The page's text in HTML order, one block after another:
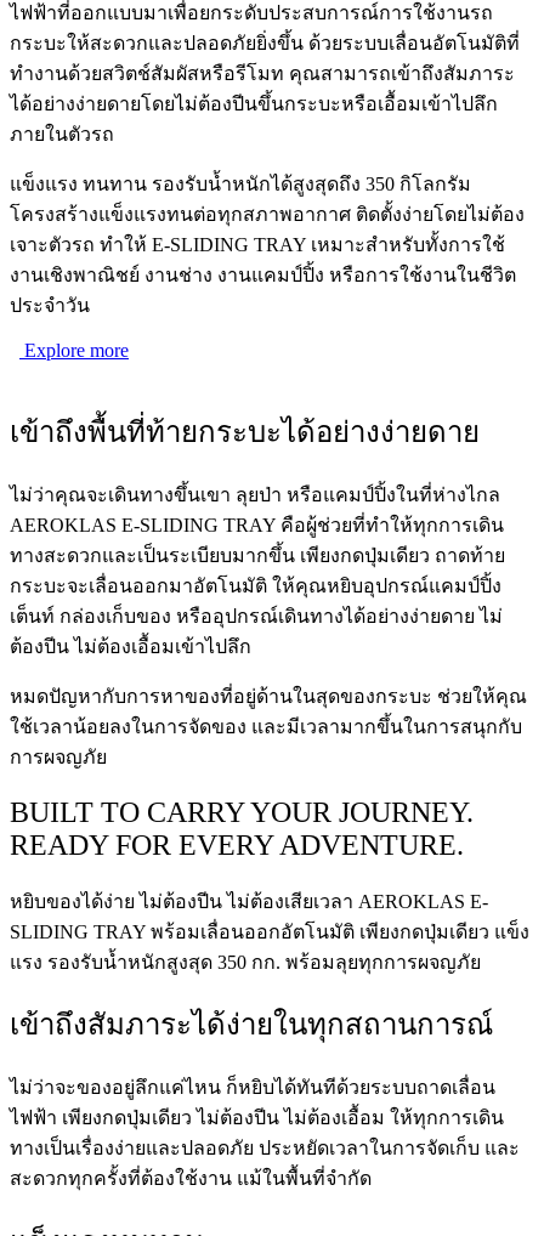
ไฟฟ้าที่ออกแบบมาเพื่อยกระดับประสบการณ์การใช้งานรถ
กระบะให้สะดวกและปลอดภัยยิ่งขึ้น ด้วยระบบเลื่อนอัตโนมัติที่
ทำงานด้วยสวิตช์สัมผัสหรือรีโมท คุณสามารถเข้าถึงสัมภาระ
ได้อย่างง่ายดายโดยไม่ต้องปีนขึ้นกระบะหรือเอื้อมเข้าไปลึก
ภายในตัวรถ
แข็งแรง ทนทาน รองรับน้ำหนักได้สูงสุดถึง 350 กิโลกรัม
โครงสร้างแข็งแรงทนต่อทุกสภาพอากาศ ติดตั้งง่ายโดยไม่ต้อง
เจาะตัวรถ ทำให้ E-SLIDING TRAY เหมาะสำหรับทั้งการใช้
งานเชิงพาณิชย์ งานช่าง งานแคมป์ปิ้ง หรือการใช้งานในชีวิต
ประจำวัน
Explore more
เข้าถึงพื้นที่ท้ายกระบะได้อย่างง่ายดาย
ไม่ว่าคุณจะเดินทางขึ้นเขา ลุยป่า หรือแคมป์ปิ้งในที่ห่างไกล
AEROKLAS E-SLIDING TRAY คือผู้ช่วยที่ทำให้ทุกการเดิน
ทางสะดวกและเป็นระเบียบมากขึ้น เพียงกดปุ่มเดียว ถาดท้าย
กระบะจะเลื่อนออกมาอัตโนมัติ ให้คุณหยิบอุปกรณ์แคมป์ปิ้ง
เต็นท์ กล่องเก็บของ หรืออุปกรณ์เดินทางได้อย่างง่ายดาย ไม่
ต้องปีน ไม่ต้องเอื้อมเข้าไปลึก
หมดปัญหากับการหาของที่อยู่ด้านในสุดของกระบะ ช่วยให้คุณ
ใช้เวลาน้อยลงในการจัดของ และมีเวลามากขึ้นในการสนุกกับ
การผจญภัย
BUILT TO CARRY YOUR JOURNEY.
READY FOR EVERY ADVENTURE.
หยิบของได้ง่าย ไม่ต้องปีน ไม่ต้องเสียเวลา AEROKLAS E-
SLIDING TRAY พร้อมเลื่อนออกอัตโนมัติ เพียงกดปุ่มเดียว แข็ง
แรง รองรับน้ำหนักสูงสุด 350 กก. พร้อมลุยทุกการผจญภัย
เข้าถึงสัมภาระได้ง่ายในทุกสถานการณ์
ไม่ว่าจะของอยู่ลึกแค่ไหน ก็หยิบได้ทันทีด้วยระบบถาดเลื่อน
ไฟฟ้า เพียงกดปุ่มเดียว ไม่ต้องปีน ไม่ต้องเอื้อม ให้ทุกการเดิน
ทางเป็นเรื่องง่ายและปลอดภัย ประหยัดเวลาในการจัดเก็บ และ
สะดวกทุกครั้งที่ต้องใช้งาน แม้ในพื้นที่จำกัด